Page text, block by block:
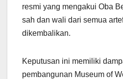
resmi yang mengakui Oba
sah dan wali dari semua
dikembalikan.
Keputusan ini memiliki
pembangunan Museum of